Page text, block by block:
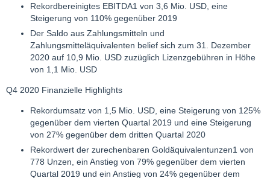
Rekordbereinigtes EBITDA1 von 3,6 Mio. USD, eine
Steigerung von 110% gegenüber 2019
Der Saldo aus Zahlungsmitteln und
Zahlungsmitteläquivalenten belief sich zum 31. Dezember
2020 auf 10,9 Mio. USD zuzüglich Lizenzgebühren in Höhe
von 1,1 Mio. USD
Q4 2020 Finanzielle Highlights
Rekordumsatz von 1,5 Mio. USD, eine Steigerung von 125%
gegenüber dem vierten Quartal 2019 und eine Steigerung
von 27% gegenüber dem dritten Quartal 2020
Rekordwert der zurechenbaren Goldäquivalentunzen1 von
778 Unzen, ein Anstieg von 79% gegenüber dem vierten
Quartal 2019 und ein Anstieg von 24% gegenüber dem